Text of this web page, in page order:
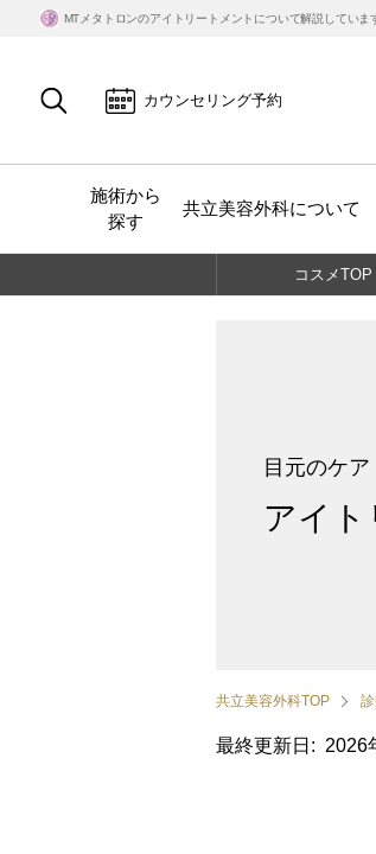
MTメタトロンのアイトリートメントについて解説していま
カウンセリング予約
施術から
探す
共立美容外科について
コスメTOP
目元のケア
アイト
共立美容外科TOP
最終更新日: 2026